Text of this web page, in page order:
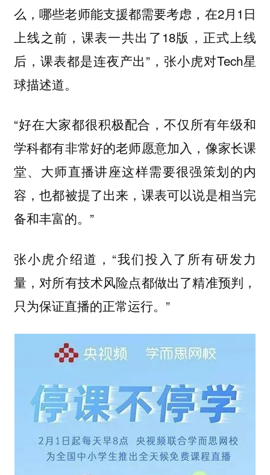
么，哪些老师能支援都需要考虑，在2月1日
上线之前，课表一共出了18版，正式上线
后，课表都是连夜产出”，张小虎对Tech星
球描述道。
“好在大家都很积极配合，不仅所有年级和
学科都有非常好的老师愿意加入，像家长课
堂、大师直播讲座这样需要很强策划的内
容，也都被提了出来，课表可以说是相当完
备和丰富的。”
张小虎介绍道，“我们投入了所有研发力
量，对所有技术风险点都做出了精准预判，
只为保证直播的正常运行。”